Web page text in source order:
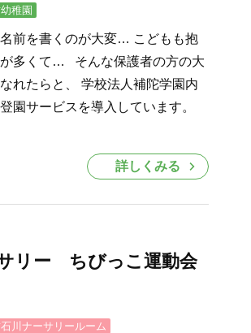
稚園
前を書くのが大変… こどもも抱
が多くて… そんな保護者の方の大
れたらと、 学校法人補陀学園内
園サービスを導入しています。
詳しくみる
リー ちびっこ運動会
川ナーサリールーム